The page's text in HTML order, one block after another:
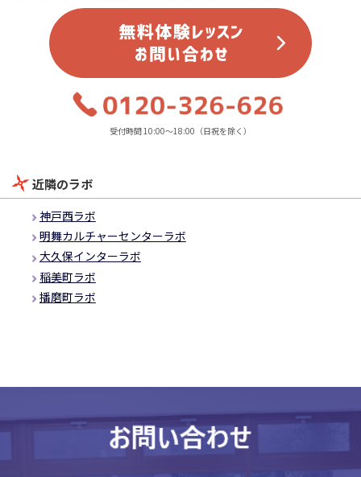
受付時間 10:00～18:00（日祝を除く）
近隣のラボ
神戸西ラボ
明舞カルチャーセンターラボ
大久保インターラボ
稲美町ラボ
播磨町ラボ